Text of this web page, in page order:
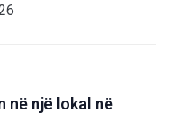
në një lokal në